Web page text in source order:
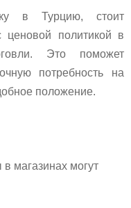
в Турцию, стоит
ценовой политикой в
Это поможет
потребность на
положение.
магазинах могут